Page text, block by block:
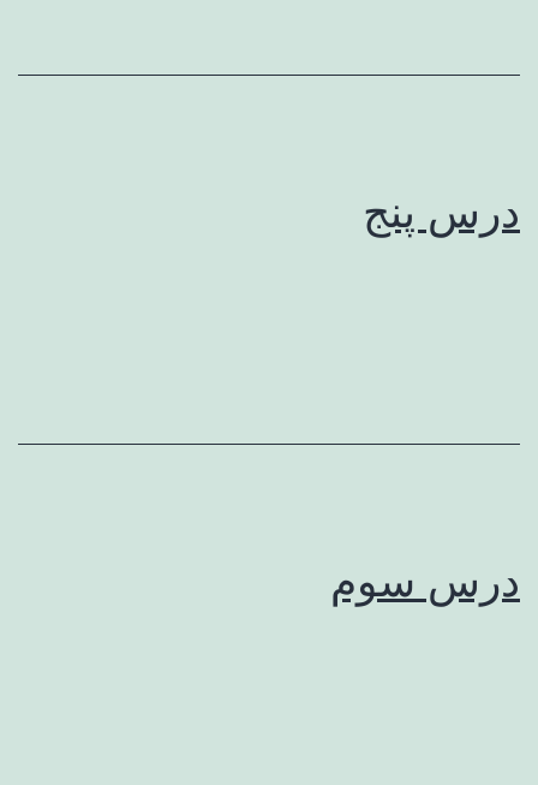
درس پنج
درس سوم